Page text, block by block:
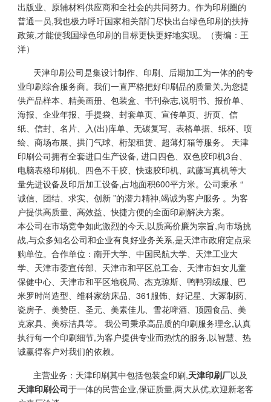
出版业、原辅材料供应商和全社会的共同努力。作为印刷圈的
普通一员,我也极力呼吁国家相关部门尽快出台绿色印刷的扶持
政策,才能使我国绿色印刷的目标更快更好地实现。（责编：王
洋）
天津印刷公司是集设计制作、印刷、后期加工为一体的的专
业印刷综合服务商。我们一直严格把好印刷品的质量关,为您提
供产品样本、精美画册、包装盒、书刊杂志,说明书、报价单、
海报、企业年报、手提袋、封套单页、宣传单页、折页、信
纸、信封、名片、入(出)库单、无碳复写、表格单据、纸杯、喷
绘、商场布展、拱门气球、桁架租赁、超薄灯箱等服务。 天津
印刷公司拥有全套进口生产设备, 进口四色、双色胶印机3台、
电脑表格印刷机、四色不干胶、快速胶印机、武藤写真机等大
量先进设备及印后加工设备,占地面积600平方米。公司秉承 “
诚信、团结、求实、创新 ”的潜力精神,竭诚为客户服务 。为客
户提供高质量、高效益、快捷方便的全面印刷解决方案。
本公司在市场竞争如此激烈的今天,以质高价廉为宗旨,向市场挑
战,与众多知名公司和企业有良好业务关系,是天津市政府定点采
购单位。合作单位：南开大学、中国民航大学、天津工业大
学、天津市委宣传部、天津市和平区总工会、天津市妇女儿童
保健中心、天津市和平区地税局、杰克琼斯、鸭鸭羽绒服、巴
米罗时尚造型、维科家纺床品、361服饰、好记星、大冢制药、
瓷房子、美赞臣、圣元、美素佳儿、雪花啤酒、顶园食品、美
克家具、美标洁具等。 我公司秉承高品质的印刷服务理念,认真
执行每一个印刷细节,为客户提供专业而热忱的服务,以智慧、热
诚赢得客户对我们的依赖。
主营业务：天津印刷其中包括包装盒印刷,天津印刷厂以及
天津印刷公司于一体的民营企业,保证质量,两大从优,欢迎新老客